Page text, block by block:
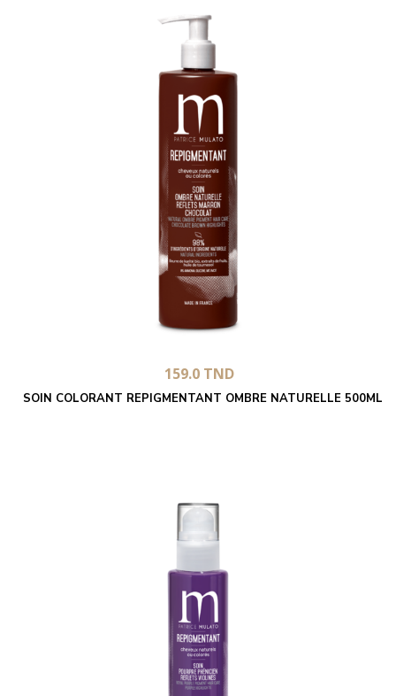
SOIN COLORANT REPIGMENTANT OMBRE NATURELLE 500ML
159.0 TND